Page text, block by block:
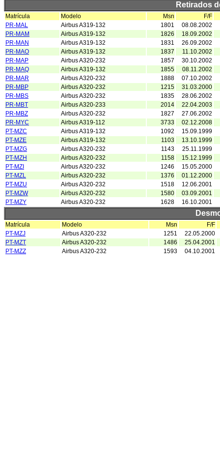
Retirados
Matrícula Modelo Msn
F/F
PR-MAL
Airbus A319-132 1801
08.08.2002
PR-MAM
Airbus A319-132 1826
18.09.2002
PR-MAN
Airbus A319-132 1831
26.09.2002
PR-MAO
Airbus A319-132 1837
11.10.2002
PR-MAP
Airbus A320-232 1857
30.10.2002
PR-MAQ
Airbus A319-132 1855
08.11.2002
PR-MAR
Airbus A320-232 1888
07.10.2002
PR-MBP
Airbus A320-232 1215
31.03.2000
PR-MBS
Airbus A320-232 1835
28.06.2002
PR-MBT
Airbus A320-233 2014 22.04.2003
PR-MBZ
Airbus A320-232 1827
27.06.2002
PR-MYC
Airbus A319-112 3733
02.12.2008
PT-MZC
Airbus A319-132 1092
15.09.1999
PT-MZE
Airbus A319-132 1103
13.10.1999
PT-MZG
Airbus A320-232 1143
25.11.1999
PT-MZH
Airbus A320-232 1158
15.12.1999
PT-MZI
Airbus A320-232 1246
15.05.2000
PT-MZL
Airbus A320-232 1376
01.12.2000
PT-MZU
Airbus A320-232 1518
12.06.2001
PT-MZW
Airbus A320-232 1580
03.09.2001
PT-MZY
Airbus A320-232 1628 16.10.2001
Matrícula Modelo Msn
F/F
PT-MZJ
Airbus A320-232 1251
22.05.2000
PT-MZT
Airbus A320-232 1486
25.04.2001
PT-MZZ
Airbus A320-232 1593 04.10.2001